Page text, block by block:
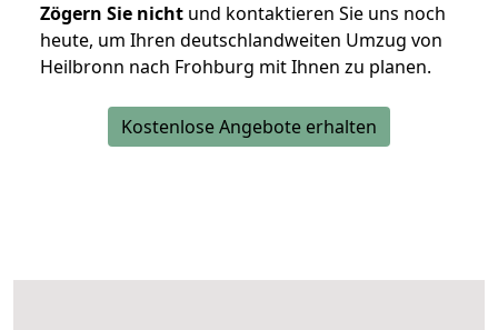
Zögern Sie nicht und kontaktieren Sie uns noch
heute, um Ihren deutschlandweiten Umzug von
Heilbronn nach Frohburg mit Ihnen zu planen.
Kostenlose Angebote erhalten